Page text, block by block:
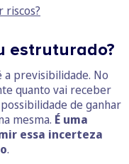
riscos?
estruturado?
previsibilidade. No
quanto vai receber
de ganhar
mesma. É uma
essa incerteza
.